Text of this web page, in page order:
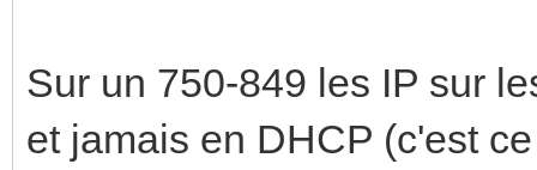
Sur un 750-849 les IP sur
et jamais en DHCP (c'est